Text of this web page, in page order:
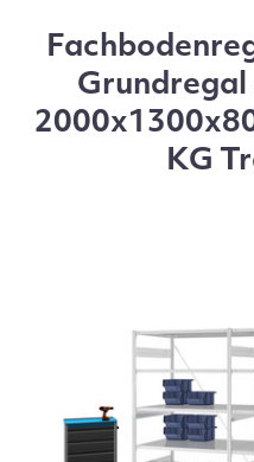
Grundregal
KG